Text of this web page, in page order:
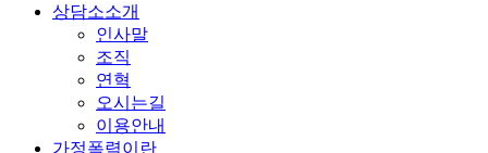
상담소소개
인사말
조직
연혁
오시는길
이용안내
가정폭력이란